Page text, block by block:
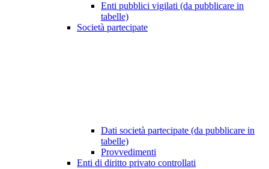
Enti pubblici vigilati (da pubblicare in
tabelle)
Società partecipate
Dati società partecipate (da pubblicare in
tabelle)
Provvedimenti
Enti di diritto privato controllati